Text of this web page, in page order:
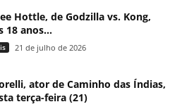
Hottle, de Godzilla vs. Kong,
18 anos...
21 de julho de 2026
ator de Caminho das Índias,
terça-feira (21)